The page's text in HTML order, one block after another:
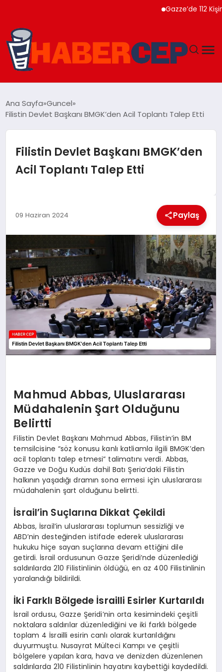
Gazze’de 112 Kişinin
TEKNOLOJI
EĞITIM
Ana Sayfa Guncel
Filistin Devlet Başkanı BMGK’den Acil Toplantı Talep Etti
Filistin Devlet Başkanı BMGK’den
Acil Toplantı Talep Etti
09 Haziran 2024 Paylaş
Mahmud Abbas, Uluslararası
Müdahalenin Şart Olduğunu
Belirtti
Filistin Devlet Başkanı Mahmud Abbas, Filistin’in BM
temsilcisine “söz konusu kanlı katliamla ilgili BMGK’den
acil toplantı talep etmesi” talimatını verdi. Abbas,
Gazze ve Doğu Kudüs dahil Batı Şeria’daki Filistin
halkının yaşadığı dramın sona ermesi için uluslararası
müdahalenin şart olduğunu belirtti.
İsrail’in Suçlarına Dikkat Çekildi
Abbas, İsrail’in uluslararası toplumun sessizliği ve
ABD’nin desteğinden istifade ederek uluslararası
hukuku hiçe sayan suçlarına devam ettiğini dile
getirdi. İsrail ordusunun Gazze Şeridi’nde düzenlediği
saldırılarda 210 Filistinlinin öldüğü, en az 400 Filistinlinin
yaralandığı bildirildi.
İki Farklı Bölgede İsrailli Esirler Kurtarıldı
İsrail ordusu, Gazze Şeridi’nin orta kesimindeki çeşitli
noktalara saldırılar düzenlediğini ve iki farklı bölgede
toplam 4 İsrailli esirin canlı olarak kurtarıldığını
duyurmuştu. Nusayrat Mülteci Kampı ve çeşitli
bölgelere yapılan kara, hava ve denizden düzenlenen
saldırılarda 210 Filistinlinin hayatını kaybettiği kaydedildi.